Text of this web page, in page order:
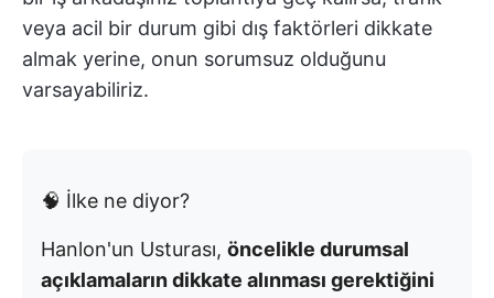
veya acil bir durum gibi dış faktörleri dikkate
almak yerine, onun sorumsuz olduğunu
varsayabiliriz.
🧠 İlke ne diyor?
Hanlon'un Usturası, öncelikle durumsal
açıklamaların dikkate alınması gerektiğini